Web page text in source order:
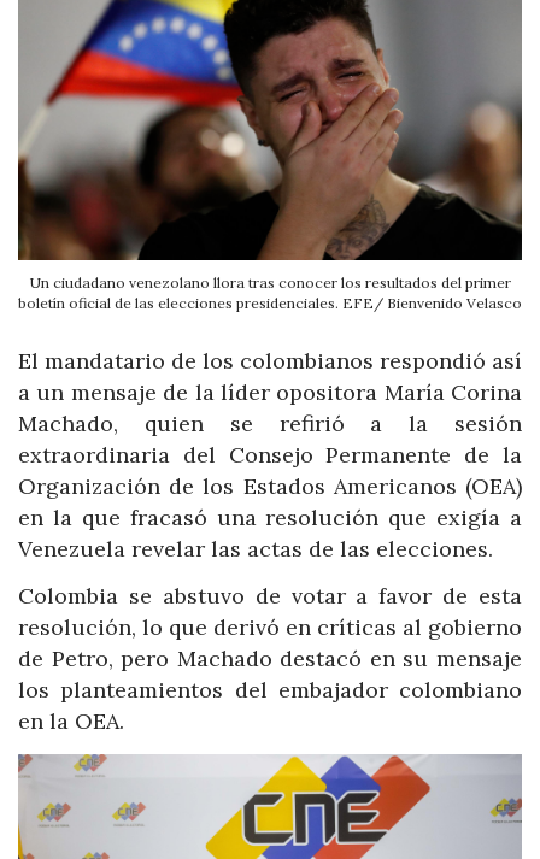
Un ciudadano venezolano llora tras conocer los resultados del primer
boletín oficial de las elecciones presidenciales. EFE/ Bienvenido Velasco
El mandatario de los colombianos respondió así
a un mensaje de la líder opositora María Corina
Machado, quien se refirió a la sesión
extraordinaria del Consejo Permanente de la
Organización de los Estados Americanos (OEA)
en la que fracasó una resolución que exigía a
Venezuela revelar las actas de las elecciones.
Colombia se abstuvo de votar a favor de esta
resolución, lo que derivó en críticas al gobierno
de Petro, pero Machado destacó en su mensaje
los planteamientos del embajador colombiano
en la OEA.